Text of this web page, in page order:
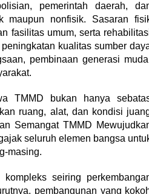
pemerintah daerah,
maupun nonfisik. Sasaran
fasilitas umum, serta
kualitas sumber
pembinaan generasi
TMMD bukan hanya
ruang, alat, dan kondisi
Semangat TMMD
seluruh elemen bangsa
masing.
seiring
pembangunan yang